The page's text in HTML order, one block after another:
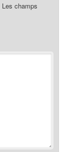
Les champs